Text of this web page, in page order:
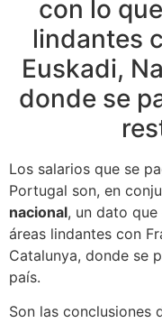
con lo
lindantes
Euskadi,
donde se
Los salarios que se
Portugal son, en
nacional, un dato
áreas lindantes con
Catalunya, donde se
país.
Son las conclusiones